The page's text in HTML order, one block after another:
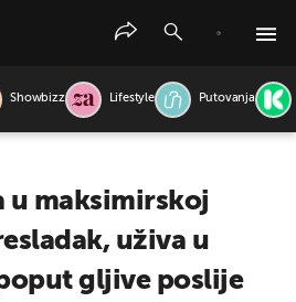
Showbizz Lifestyle Putovanja
u maksimirskoj
uživa u
gljive poslije